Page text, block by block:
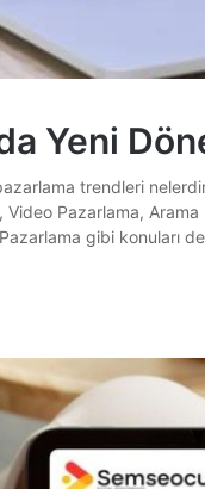
Yeni
trendleri
Pazarlama,
gibi konuları